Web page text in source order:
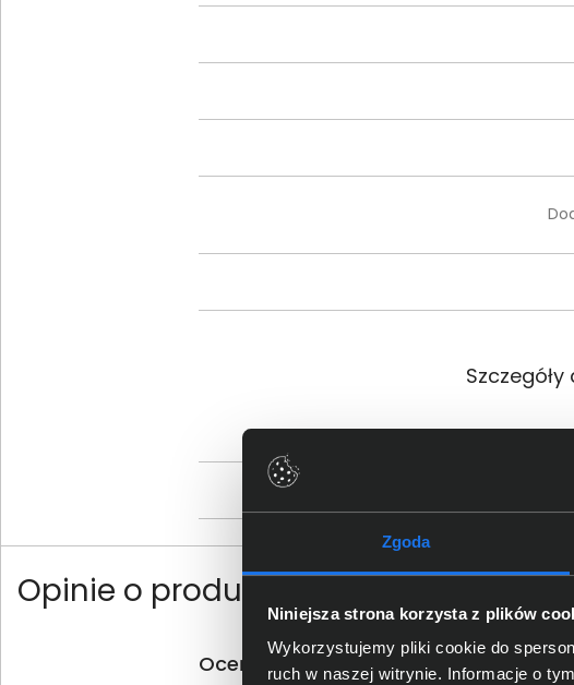
Zgoda
Niniejsza strona korzysta z plików
Wykorzystujemy pliki cookie do
ruch w naszej witrynie. Informacje o
Opinie o produkcie
Oceń produkt